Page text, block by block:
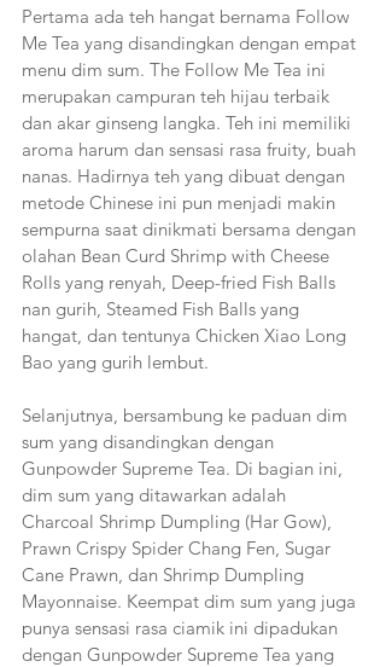
Pertama ada teh hangat bernama Follow
Me Tea yang disandingkan dengan empat
menu dim sum. The Follow Me Tea ini
merupakan campuran teh hijau terbaik
dan akar ginseng langka. Teh ini memiliki
aroma harum dan sensasi rasa fruity, buah
nanas. Hadirnya teh yang dibuat dengan
metode Chinese ini pun menjadi makin
sempurna saat dinikmati bersama dengan
olahan Bean Curd Shrimp with Cheese
Rolls yang renyah, Deep-fried Fish Balls
nan gurih, Steamed Fish Balls yang
hangat, dan tentunya Chicken Xiao Long
Bao yang gurih lembut.
Selanjutnya, bersambung ke paduan dim
sum yang disandingkan dengan
Gunpowder Supreme Tea. Di bagian ini,
dim sum yang ditawarkan adalah
Charcoal Shrimp Dumpling (Har Gow),
Prawn Crispy Spider Chang Fen, Sugar
Cane Prawn, dan Shrimp Dumpling
Mayonnaise. Keempat dim sum yang juga
punya sensasi rasa ciamik ini dipadukan
dengan Gunpowder Supreme Tea yang